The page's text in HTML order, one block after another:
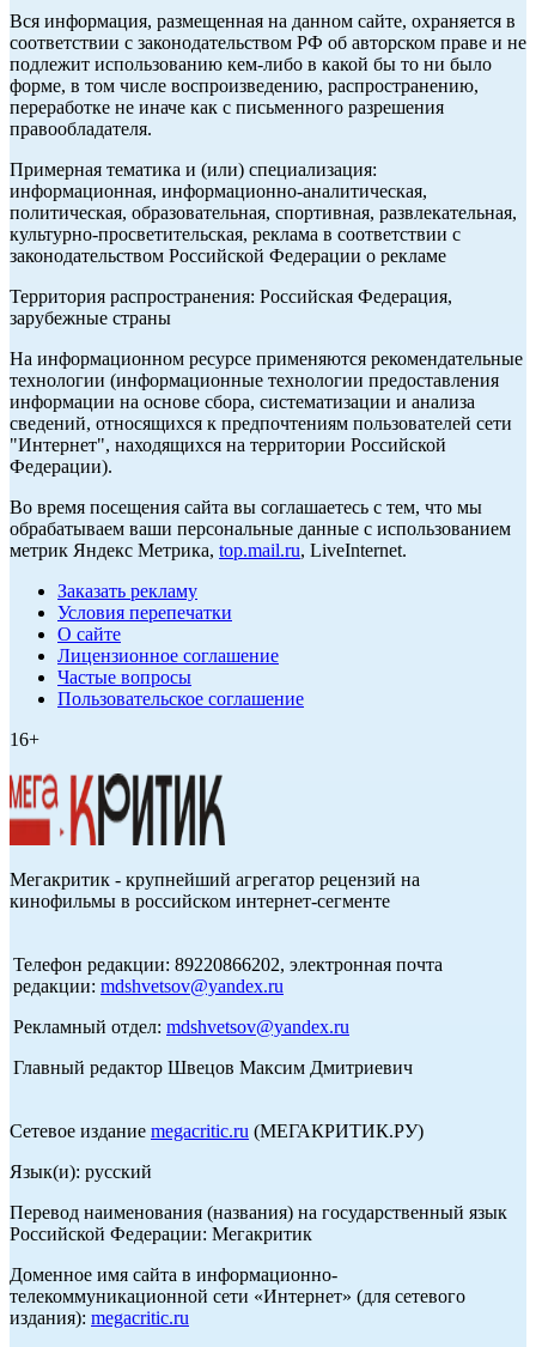
Вся информация, размещенная на данном сайте, охраняется в
соответствии с законодательством РФ об авторском праве и не
подлежит использованию кем-либо в какой бы то ни было
форме, в том числе воспроизведению, распространению,
переработке не иначе как с письменного разрешения
правообладателя.
Примерная тематика и (или) специализация:
информационная, информационно-аналитическая,
политическая, образовательная, спортивная, развлекательная,
культурно-просветительская, реклама в соответствии с
законодательством Российской Федерации о рекламе
Территория распространения: Российская Федерация,
зарубежные страны
На информационном ресурсе применяются рекомендательные
технологии (информационные технологии предоставления
информации на основе сбора, систематизации и анализа
сведений, относящихся к предпочтениям пользователей сети
"Интернет", находящихся на территории Российской
Федерации).
Во время посещения сайта вы соглашаетесь с тем, что мы
обрабатываем ваши персональные данные с использованием
метрик Яндекс Метрика, top.mail.ru, LiveInternet.
Заказать рекламу
Условия перепечатки
О сайте
Лицензионное соглашение
Частые вопросы
Пользовательское соглашение
16+
Мегакритик - крупнейший агрегатор рецензий на
кинофильмы в российском интернет-сегменте
Телефон редакции: 89220866202, электронная почта
редакции: mdshvetsov@yandex.ru
Рекламный отдел: mdshvetsov@yandex.ru
Главный редактор Швецов Максим Дмитриевич
Сетевое издание megacritic.ru (МЕГАКРИТИК.РУ)
Язык(и): русский
Перевод наименования (названия) на государственный язык
Российской Федерации: Мегакритик
Доменное имя сайта в информационно-
телекоммуникационной сети «Интернет» (для сетевого
издания): megacritic.ru